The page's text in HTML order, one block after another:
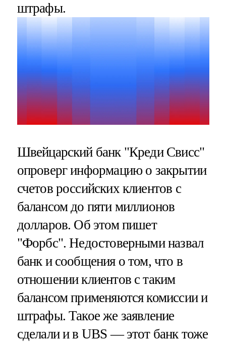
штрафы.
Швейцарский банк "Креди Свисс"
опроверг информацию о закрытии
счетов российских клиентов с
балансом до пяти миллионов
долларов. Об этом пишет
"Форбс". Недостоверными назвал
банк и сообщения о том, что в
отношении клиентов с таким
балансом применяются комиссии и
штрафы. Такое же заявление
сделали и в UBS — этот банк тоже